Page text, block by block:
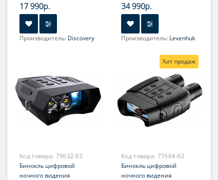
17 990р.
Производитель: Discovery
34 990р.
Производитель: Levenhuk
Код товара: 79632-02
Бинокль цифровой
ночного видения
Хит продаж
Код товара: 77664-02
Бинокль цифровой
ночного видения